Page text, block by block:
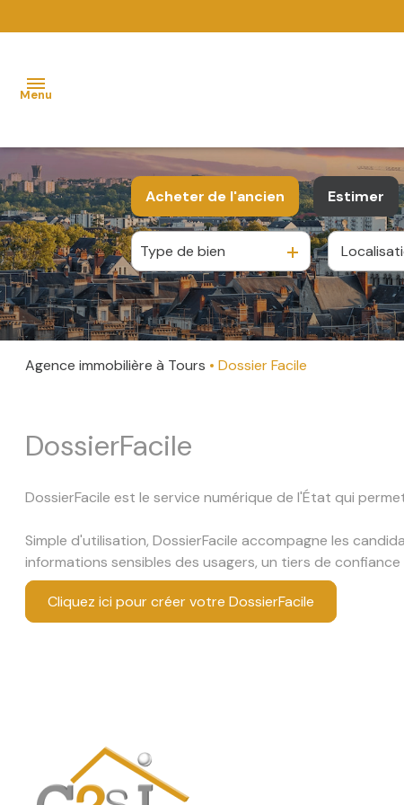
Menu
accueil
acheter
vendre
louer
dossierfacile
vente
viager
équipe
recrutement
contact
Acheter de l'ancien
De l'ancien
Estimer
Type de bien
Agence immobilière à Tours Dossier Facile
DossierFacile
DossierFacile est le service numérique de l'État qui
Simple d'utilisation, DossierFacile accompagne les
informations sensibles des usagers, un tiers de
Cliquez ici pour créer votre DossierFacile